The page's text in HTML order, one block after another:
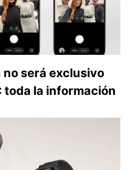
será exclusivo
toda la información